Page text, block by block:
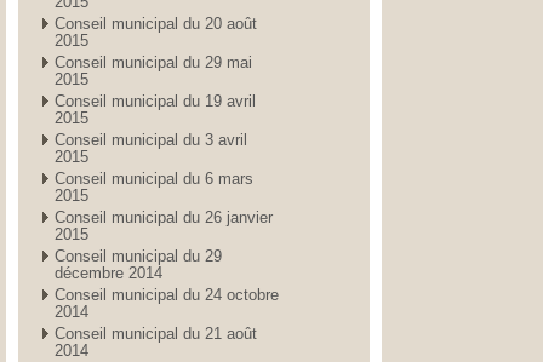
Conseil municipal du 20 août
2015
Conseil municipal du 29 mai
2015
Conseil municipal du 19 avril
2015
Conseil municipal du 3 avril
2015
Conseil municipal du 6 mars
2015
Conseil municipal du 26 janvier
2015
Conseil municipal du 29
décembre 2014
Conseil municipal du 24 octobre
2014
Conseil municipal du 21 août
2014